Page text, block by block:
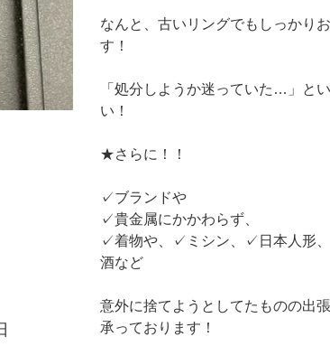
なんと、古いリングでもしっかり
す！
「処分しようか迷っていた…」と
い！
★さらに！！
✓ブランドや
✓貴金属にかかわらず、
✓着物や、✓ミシン、✓日本人形
酒など
意外に捨てようとしてたものの出
承っております！